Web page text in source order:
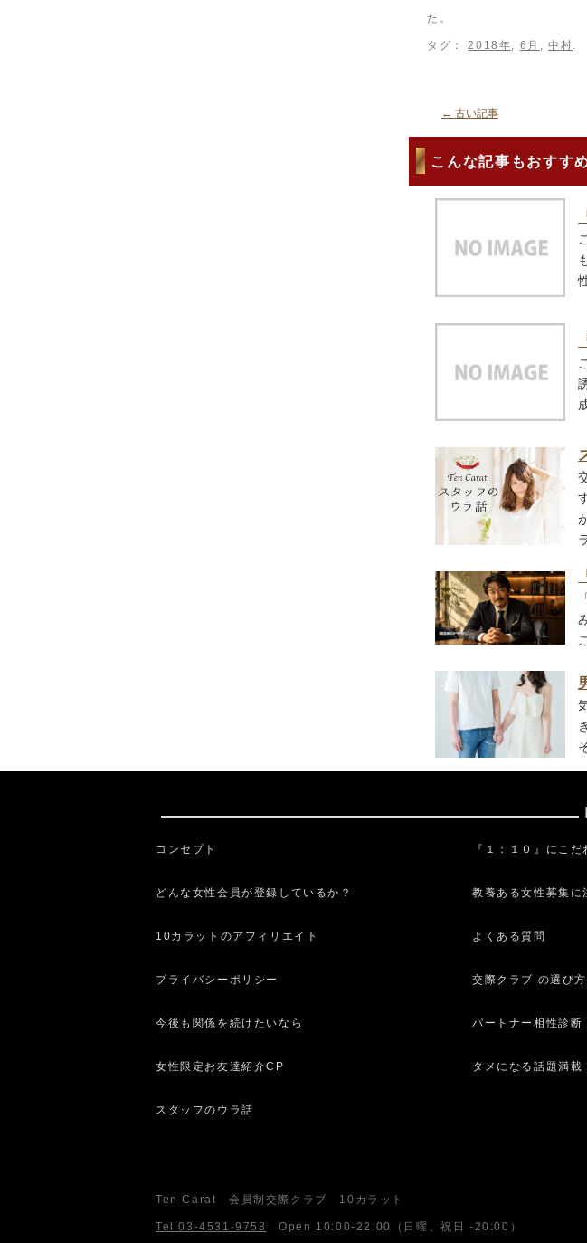
た。
タグ：2018年, 6月 ,中村.
← 古い記事
こんな記事もおすす
コンセプト 『１：１０』にこだ
どんな女性会員が登録しているか？ 教養ある女性募集に
10カラットのアフィリエイト よくある質問
プライバシーポリシー 交際クラブ の選び方
今後も関係を続けたいなら パートナー相性診断
女性限定お友達紹介CP タメになる話題満載
スタッフのウラ話
Ten Carat 会員制交際クラブ 10カラット
Tel 03-4531-9758 Open 10:00-22:00 （日曜、祝日 -20:00）